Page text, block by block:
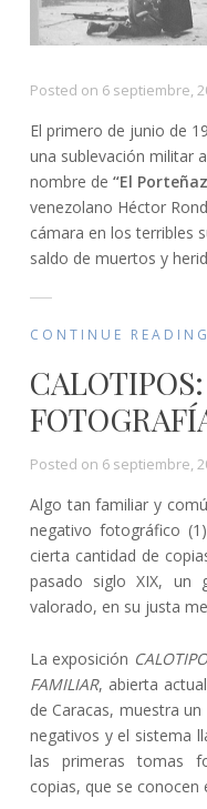
Posted on 6 septiembre,
El primero de junio de
una sublevación militar
nombre de “El
venezolano Héctor
cámara en los terribles
saldo de muertos y
CONTINUE READING
Posted on 6 septiembre,
Algo tan familiar y
negativo fotográfico
cierta cantidad de
pasado siglo XIX, un
valorado, en su justa
La exposición
FAMILIAR, abierta
de Caracas, muestra
negativos y el sistema
las primeras tomas
copias, que se conocen